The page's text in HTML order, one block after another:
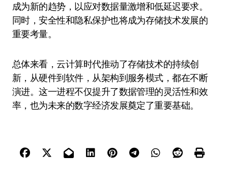
成为新的趋势，以应对数据量激增和低延迟要求。
同时，安全性和隐私保护也将成为存储技术发展的
重要考量。
总体来看，云计算时代推动了存储技术的持续创
新，从硬件到软件，从架构到服务模式，都在不断
演进。这一进程不仅提升了数据管理的灵活性和效
率，也为未来的数字经济发展奠定了重要基础。